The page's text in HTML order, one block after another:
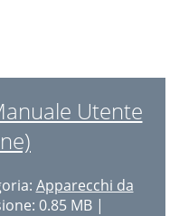
Utente
Apparecchi da
0.85 MB |